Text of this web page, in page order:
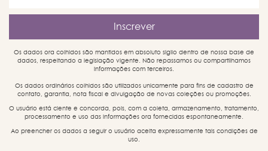
Os dados ora colhidos são mantidos em absoluto sigilo dentro de nossa base de
dados, respeitando a legislação vigente. Não repassamos ou compartilhamos
informações com terceiros.
Os dados ordinários colhidos são utilizados unicamente para fins de cadastro de
contato, garantia, nota fiscal e divulgação de novas coleções ou promoções.
O usuário está ciente e concorda, pois, com a coleta, armazenamento, tratamento,
processamento e uso das informações ora fornecidas espontaneamente.
Ao preencher os dados a seguir o usuário aceita expressamente tais condições de
uso.